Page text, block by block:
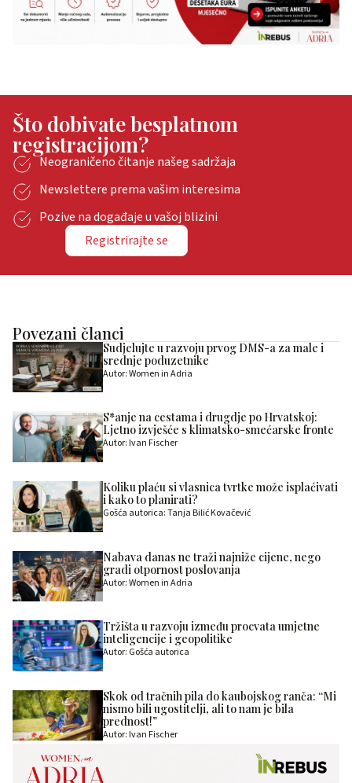
Što dobivate besplatnom
registracijom?
Neograničeno čitanje našeg sadržaja
Newslettere prema vašim interesima
Pozive na događaje u vašoj blizini
Registrirajte se
Povezani članci
Sudjelujte u razvoju prvog DMS-a za male i
srednje poduzetnike
Autor: Women in Adria
S*anje na cestama i drugdje po Hrvatskoj:
Ljetno izvješće s klimatsko-smećarske fronte
Autor: Ivan Fischer
Koliku plaću si vlasnica tvrtke može isplaćivati
i kako to planirati?
Gošća autorica: Tanja Bilić Kovačević
Nabava danas ne traži najniže cijene, nego
gradi otpornost poslovanja
Autor: Women in Adria
Tržišta u razvoju između procvata umjetne
inteligencije i geopolitike
Autor: Gošća autorica
Skok od tračnih pila do kaubojskog ranča: “Mi
nismo bili ugostitelji, ali to nam je bila
prednost!”
Autor: Ivan Fischer